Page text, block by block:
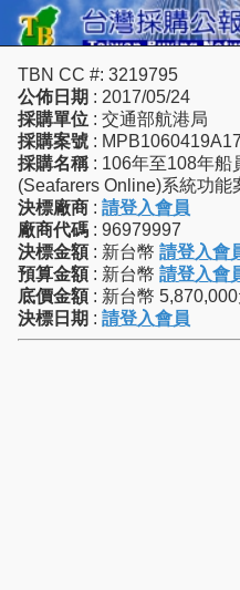
TBN CC #: 3219795
公佈日期 : 2017/05/24
採購單位 : 交通部航港局
採購案號 : MPB1060419A17
採購名稱 : 106年至108年船
(Seafarers Online)系統功能
決標廠商 : 請登入會員
廠商代碼 : 96979997
決標金額 : 新台幣 請登入會
預算金額 : 新台幣 請登入會
底價金額 : 新台幣
決標日期 : 請登入會員